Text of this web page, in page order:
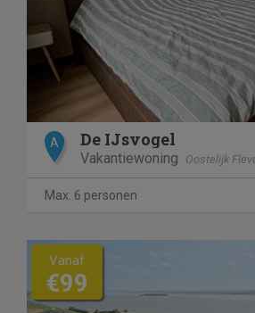
A De IJsvogel
Vakantiewoning Oostelijk
Max. 6 personen
Vanaf
€99